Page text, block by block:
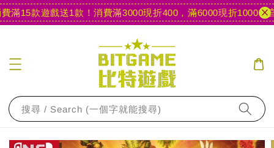
15款遊戲送1款！ 消費滿3000現折400，滿6000現折1000【官
搜尋 / Search (一個字就能搜尋)